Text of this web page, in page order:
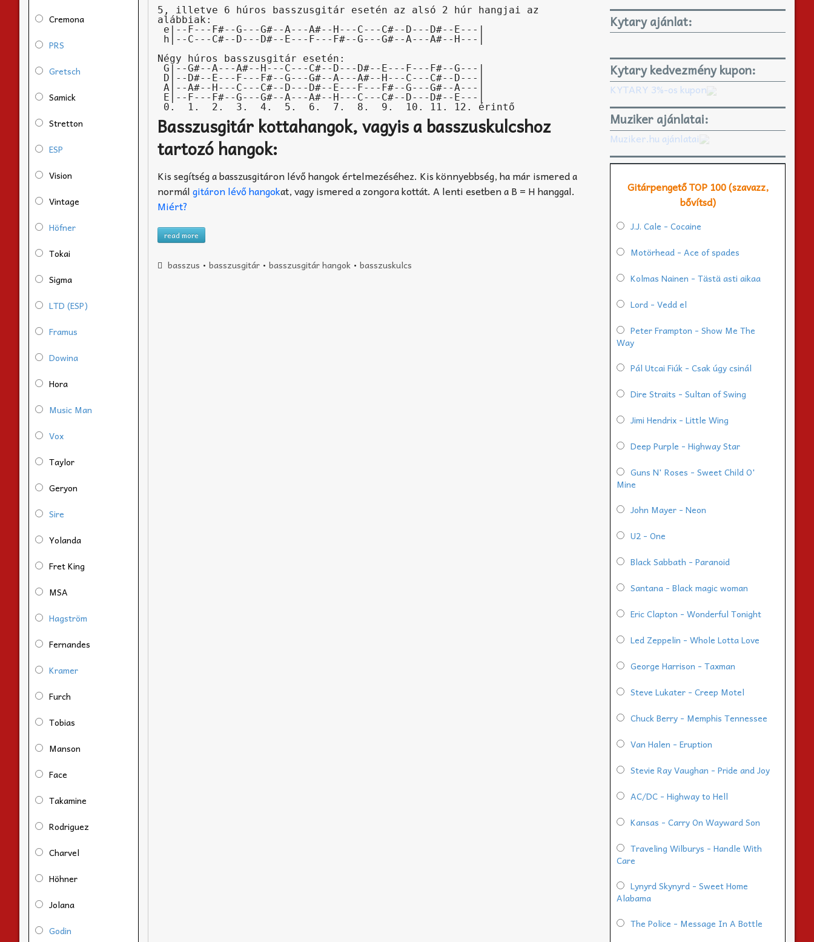
5, illetve 6 húros basszusgitár esetén az alsó 2 húr hangjai az
alábbiak:
Négy húros basszusgitár esetén:
G|--G#--A---A#--H---C---C#--D---D#--E---F---F#--G---|
A|--A#--H---C---C#--D---D#--E---F---F#--G---G#--A---|
0.  1.  2.  3.  4.  5.  6.  7.  8.  9.  10. 11. 12. érintő
Basszusgitár kottahangok, vagyis a basszuskulcshoz
tartozó hangok:
Kis segítség a basszusgitáron lévő hangok értelmezéséhez. Kis könnyebbség, ha már ismered a
normálgitáron lévő hangokat, vagy ismered a zongora kottát. A lenti esetben a B = H hanggal.
Miért?
read more
basszus • basszusgitár• basszusgitár hangok• basszuskulcs
Cremona
PRS
Gretsch
Samick
Stretton
ESP
Vision
Vintage
Höfner
Tokai
Sigma
LTD (ESP)
Framus
Dowina
Hora
Music Man
Vox
Taylor
Geryon
Sire
Yolanda
Fret King
MSA
Hagström
Fernandes
Kramer
Furch
Tobias
Manson
Face
Takamine
Rodriguez
Charvel
Höhner
Jolana
Godin
Kytary ajánlat:
Kytary kedvezmény kupon:
KYTARY 3%-os kupon
Muziker ajánlatai:
Muziker.hu ajánlatai
Gitárpengető TOP 100 (szavazz,
bővítsd)
J.J. Cale - Cocaine
Motörhead - Ace of spades
Kolmas Nainen - Tästä asti aikaa
Lord - Vedd el
Peter Frampton - Show Me The
Way
Pál Utcai Fiúk - Csak úgy csinál
Dire Straits - Sultan of Swing
Jimi Hendrix - Little Wing
Deep Purple - Highway Star
Guns N' Roses - Sweet Child O'
Mine
John Mayer - Neon
U2 - One
Black Sabbath - Paranoid
Santana - Black magic woman
Eric Clapton - Wonderful Tonight
Led Zeppelin - Whole Lotta Love
George Harrison - Taxman
Steve Lukater - Creep Motel
Chuck Berry - Memphis Tennessee
Van Halen - Eruption
Stevie Ray Vaughan - Pride and Joy
AC/DC - Highway to Hell
Kansas - Carry On Wayward Son
Traveling Wilburys - Handle With
Care
Lynyrd Skynyrd - Sweet Home
Alabama
The Police - Message In A Bottle